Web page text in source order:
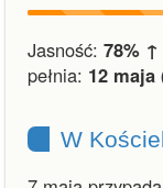
Jasność: 78% ↑
pełnia: 12 maja
W